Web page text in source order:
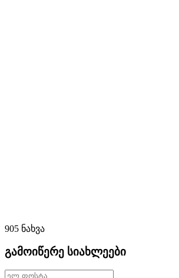
905 ნახვა
გამოიწერე სიახლეები